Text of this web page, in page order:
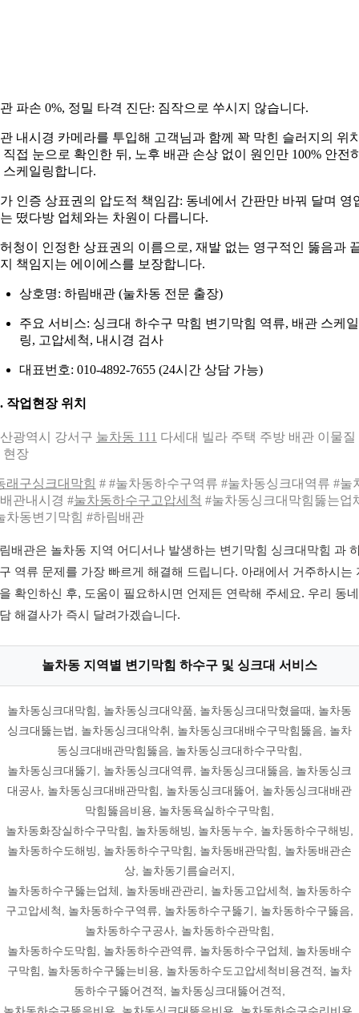
파손 0%, 정밀 타격 진단: 짐작으로 쑤시지 않습니다.
내시경 카메라를 투입해 고객님과 함께 꽉 막힌 슬러지의 위
직접 눈으로 확인한 뒤, 노후 배관 손상 없이 원인만 100% 안전
스케일링합니다.
인증 상표권의 압도적 책임감: 동네에서 간판만 바꿔 달며 영
떴다방 업체와는 차원이 다릅니다.
청이 인정한 상표권의 이름으로, 재발 없는 영구적인 뚫음과
책임지는 에이에스를 보장합니다.
상호명: 하림배관 (눌차동 전문 출장)
주요 서비스: 싱크대 하수구 막힘 변기막힘 역류, 배관 스케일
링, 고압세척, 내시경 검사
대표번호: 010-4892-7655 (24시간 상담 가능)
작업현장 위치
광역시 강서구 눌차동 111 다세대 빌라 주택 주방 배관 이물질
현장
래구싱크대막힘 # #눌차동하수구역류 #눌차동싱크대역류 #눌
관내시경 #눌차동하수구고압세척 #눌차동싱크대막힘뚫는업
차동변기막힘 #하림배관
배관은 놀차동 지역 어디서나 발생하는 변기막힘 싱크대막힘 과
역류 문제를 가장 빠르게 해결해 드립니다. 아래에서 거주하시는
확인하신 후, 도움이 필요하시면 언제든 연락해 주세요. 우리 동네
해결사가 즉시 달려가겠습니다.
놀차동 지역별 변기막힘 하수구 및 싱크대 서비스
놀차동싱크대막힘, 놀차동싱크대약품, 놀차동싱크대막혔을때, 놀차동
싱크대뚫는법, 놀차동싱크대악취, 놀차동싱크대배수구막힘뚫음, 놀차
동싱크대배관막힘뚫음, 놀차동싱크대하수구막힘,
놀차동싱크대뚫기, 놀차동싱크대역류, 놀차동싱크대뚫음, 놀차동싱크
대공사, 놀차동싱크대배관막힘, 놀차동싱크대뚫어, 놀차동싱크대배관
막힘뚫음비용, 놀차동욕실하수구막힘,
놀차동화장실하수구막힘, 놀차동해빙, 놀차동누수, 놀차동하수구해빙,
놀차동하수도해빙, 놀차동하수구막힘, 놀차동배관막힘, 놀차동배관손
상, 놀차동기름슬러지,
놀차동하수구뚫는업체, 놀차동배관관리, 놀차동고압세척, 놀차동하수
구고압세척, 놀차동하수구역류, 놀차동하수구뚫기, 놀차동하수구뚫음,
놀차동하수구공사, 놀차동하수관막힘,
놀차동하수도막힘, 놀차동하수관역류, 놀차동하수구업체, 놀차동배수
구막힘, 놀차동하수구뚫는비용, 놀차동하수도고압세척비용견적, 놀차
동하수구뚫어견적, 놀차동싱크대뚫어견적,